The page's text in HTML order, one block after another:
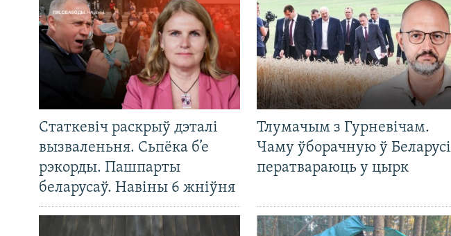
Статкевіч раскрыў дэталі
вызваленьня. Сьпёка б’е
рэкорды. Пашпарты
беларусаў. Навіны 6 жніўня
Тлумачым з Гурневічам.
Чаму ўборачную ў Беларусі
ператвараюць у цырк